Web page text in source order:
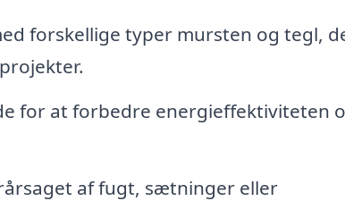
forskellige typer mursten og tegl,
for at forbedre energieffektiviteten
af fugt, sætninger eller